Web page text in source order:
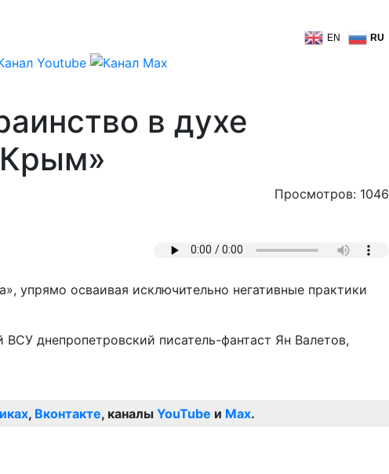
EN RU
в духе
Просмотров: 1046
упрямо осваивая исключительно негативные практики
днепропетровский писатель-фантаст Ян Валетов,
, Вконтакте, каналы YouTube и Max.